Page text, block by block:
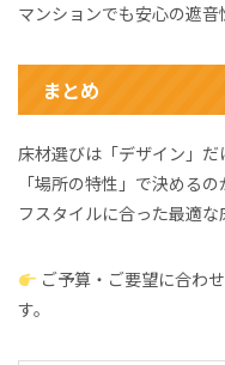
マンションでも安心の遮音
まとめ
床材選びは「デザイン」だ
「場所の特性」で決める
フスタイルに合った最適な
ご予算・ご要望に合わ
す。